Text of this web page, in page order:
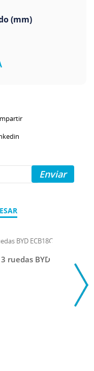
(mm)
Enviar
ruedas BYD